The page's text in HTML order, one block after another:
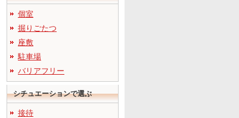
個室
掘りごたつ
座敷
駐車場
バリアフリー
シチュエーションで選ぶ
接待